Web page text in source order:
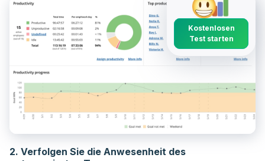
Kostenlosen
Test starten
2. Verfolgen Sie die Anwesenheit des